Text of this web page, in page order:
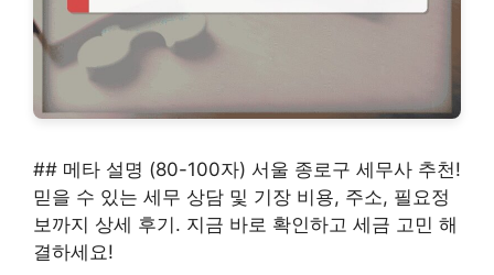
## 메타 설명 (80-100자) 서울 종로구 세무사 추천!
믿을 수 있는 세무 상담 및 기장 비용, 주소, 필요정
보까지 상세 후기. 지금 바로 확인하고 세금 고민 해
결하세요!